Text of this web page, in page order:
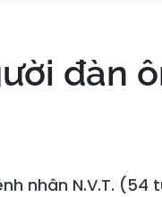
đàn
nhân N.V.T.